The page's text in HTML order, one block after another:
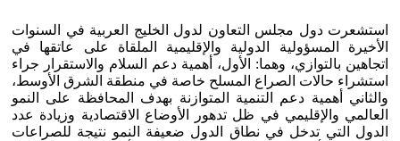
استشعرت دول مجلس التعاون لدول الخليج العربية في السنوات
الأخيرة المسؤولية الدولية والإقليمية الملقاة على عاتقها في
اتجاهين بالتوازي، وهما: الأول، أهمية دعم السلام والاستقرار جراء
استشراء حالات الصراع المسلح خاصة في منطقة الشرق الأوسط،
والثاني أهمية دعم التنمية المتوازنة بهدف المحافظة على النمو
العالمي والإقليمي في ظل تدهور الأوضاع الاقتصادية وزيادة عدد
الدول التي تدخل في نطاق الدول ضعيفة النمو نتيجة للصراعات